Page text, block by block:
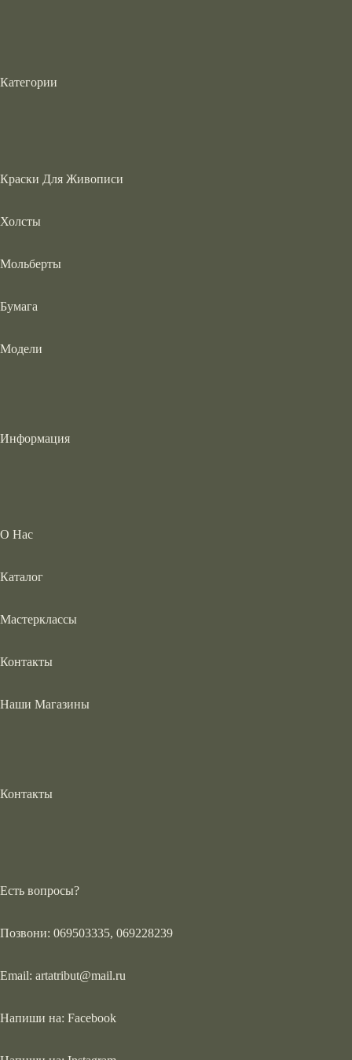
Категории
Краски Для Живописи
Холсты
Мольберты
Бумага
Модели
Информация
О Нас
Каталог
Мастерклассы
Контакты
Наши Магазины
Контакты
Есть вопросы?
Позвони: 069503335, 069228239
Email: artatribut@mail.ru
Напиши на: Facebook